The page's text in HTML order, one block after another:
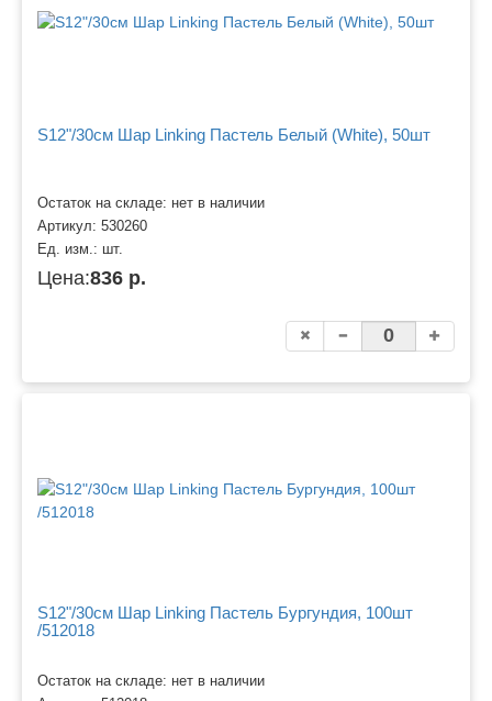
S12"/30см Шар Linking Пастель Белый (White), 50шт
Остаток на складе: нет в наличии
Артикул: 530260
Ед. изм.: шт.
Цена:836 р.
S12"/30см Шар Linking Пастель Бургундия, 100шт
/512018
Остаток на складе: нет в наличии